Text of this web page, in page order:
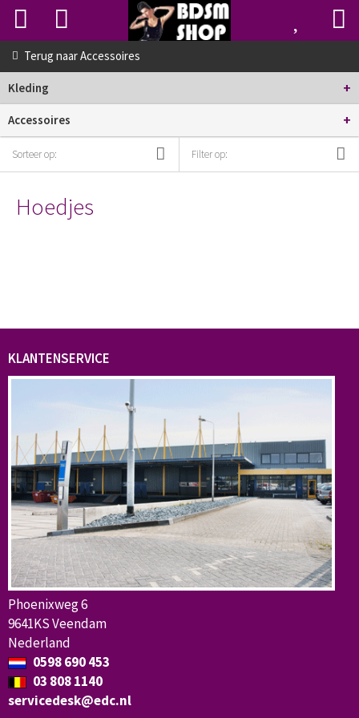
Terug naarAccessoires
Kleding +
Accessoires +
Sorteer op: Filter op:
Hoedjes
KLANTENSERVICE
Phoenixweg 6
9641KS Veendam
Nederland
0598 690 453
03 808 1140
servicedesk@edc.nl